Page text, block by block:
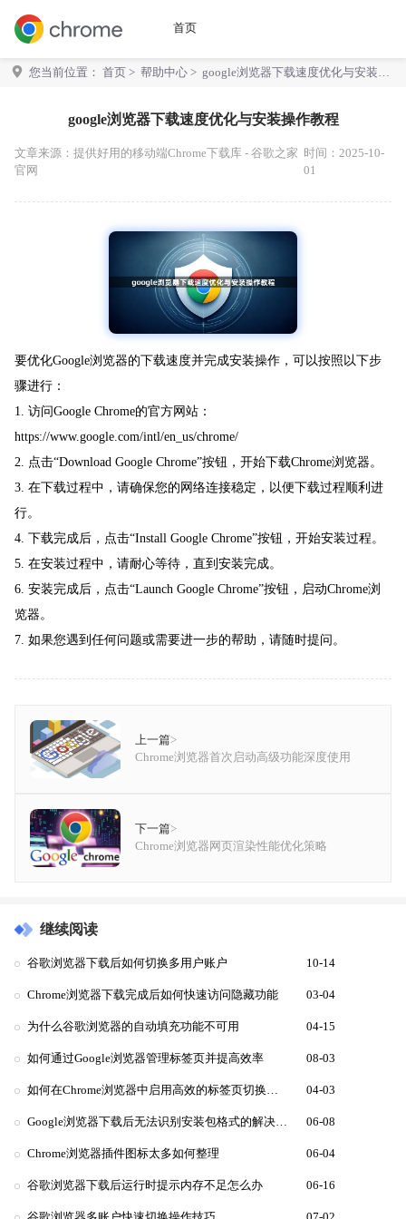
首页
您当前位置： 首页 > 帮助中心 > google浏览器下载速度优化与安装操
google浏览器下载速度优化与安装操作教程
文章来源： 提供好用的移动端Chrome下载库 - 谷歌之家
官网
时间：2025-10-
01
要优化Google浏览器的下载速度并完成安装操作，可以按照以下步
骤进行：
1. 访问Google Chrome的官方网站：
https://www.google.com/intl/en_us/chrome/
2. 点击“Download Google Chrome”按钮，开始下载Chrome浏览器。
3. 在下载过程中，请确保您的网络连接稳定，以便下载过程顺利进
行。
4. 下载完成后，点击“Install Google Chrome”按钮，开始安装过程。
5. 在安装过程中，请耐心等待，直到安装完成。
6. 安装完成后，点击“Launch Google Chrome”按钮，启动Chrome浏
览器。
7. 如果您遇到任何问题或需要进一步的帮助，请随时提问。
上一篇>
Chrome浏览器首次启动高级功能深度使用
下一篇>
Chrome浏览器网页渲染性能优化策略
继续阅读
谷歌浏览器下载后如何切换多用户账户 10-14
Chrome浏览器下载完成后如何快速访问隐藏功能 03-04
为什么谷歌浏览器的自动填充功能不可用 04-15
如何通过Google浏览器管理标签页并提高效率 08-03
如何在Chrome浏览器中启用高效的标签页切换功能 04-03
Google浏览器下载后无法识别安装包格式的解决方式 06-08
Chrome浏览器插件图标太多如何整理 06-04
谷歌浏览器下载后运行时提示内存不足怎么办 06-16